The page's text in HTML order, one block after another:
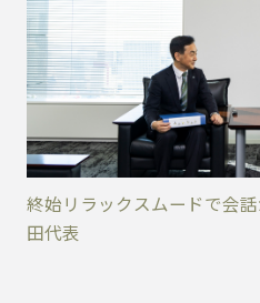
終始リラックスムードで会
田代表